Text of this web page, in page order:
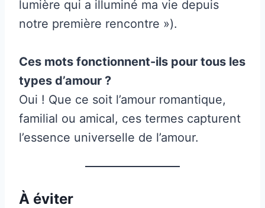
lumière qui a illuminé ma vie depuis
notre première rencontre »).
Ces mots fonctionnent-ils pour tous les
types d’amour ?
Oui ! Que ce soit l’amour romantique,
familial ou amical, ces termes capturent
l’essence universelle de l’amour.
À éviter